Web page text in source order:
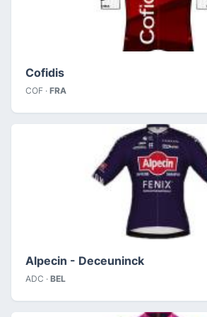
Cofidis
COF · FRA
Alpecin - Deceuninck
ADC · BEL